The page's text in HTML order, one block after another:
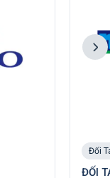
Đối
ĐỐI